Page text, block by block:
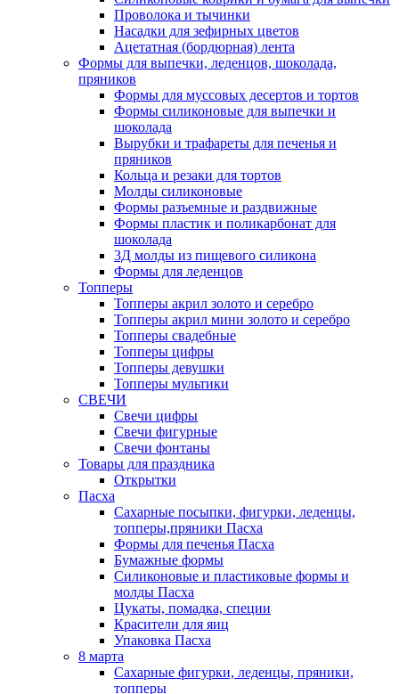
Проволока и тычинки
Насадки для зефирных цветов
Ацетатная (бордюрная) лента
Формы для выпечки, леденцов, шоколада,
пряников
Формы для муссовых десертов и тортов
Формы силиконовые для выпечки и
шоколада
Вырубки и трафареты для печенья и
пряников
Кольца и резаки для тортов
Молды силиконовые
Формы разъемные и раздвижные
Формы пластик и поликарбонат для
шоколада
3Д молды из пищевого силикона
Формы для леденцов
Топперы
Топперы акрил золото и серебро
Топперы акрил мини золото и серебро
Топперы свадебные
Топперы цифры
Топперы девушки
Топперы мультики
СВЕЧИ
Свечи цифры
Свечи фигурные
Свечи фонтаны
Товары для праздника
Открытки
Пасха
Сахарные посыпки, фигурки, леденцы,
топперы,пряники Пасха
Формы для печенья Пасха
Бумажные формы
Силиконовые и пластиковые формы и
молды Пасха
Цукаты, помадка, специи
Красители для яиц
Упаковка Пасха
8 марта
Сахарные фигурки, леденцы, пряники,
топперы